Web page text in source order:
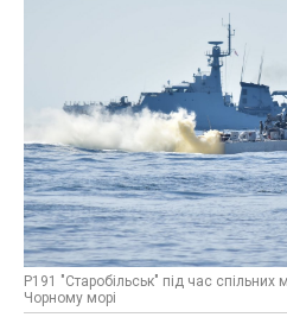
Р191 "Старобільськ" під час
Чорному морі